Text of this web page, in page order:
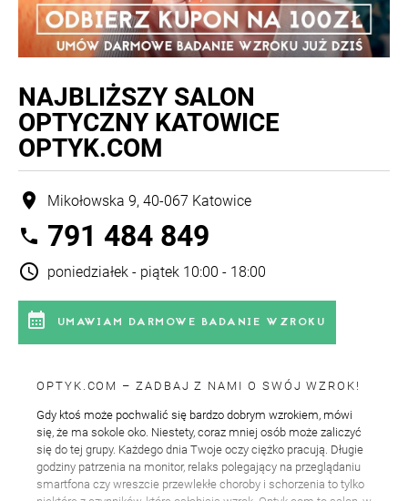
NAJBLIŻSZY SALON
OPTYCZNY KATOWICE
OPTYK.COM
location_on Mikołowska 9, 40-067 Katowice
phone 791 484 849
schedule poniedziałek - piątek 10:00 - 18:00
calendar_month UMAWIAM DARMOWE BADANIE WZROKU
OPTYK.COM – ZADBAJ Z NAMI O SWÓJ WZROK!
Gdy ktoś może pochwalić się bardzo dobrym wzrokiem, mówi
się, że ma sokole oko. Niestety, coraz mniej osób może zaliczyć
się do tej grupy. Każdego dnia Twoje oczy ciężko pracują. Długie
godziny patrzenia na monitor, relaks polegający na przeglądaniu
smartfona czy wreszcie przewlekłe choroby i schorzenia to tylko